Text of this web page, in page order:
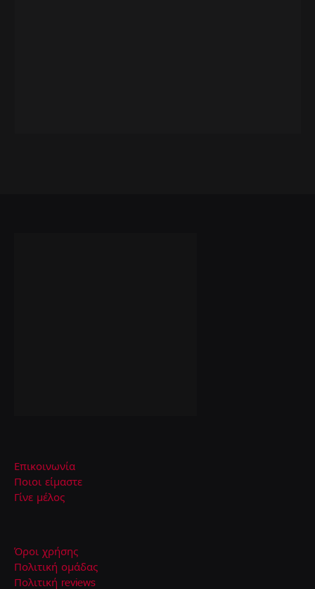
Επικοινωνία
Ποιοι είμαστε
Γίνε μέλος
Όροι χρήσης
Πολιτική ομάδας
Πολιτική reviews